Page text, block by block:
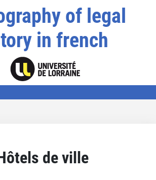
of legal
in french
de ville